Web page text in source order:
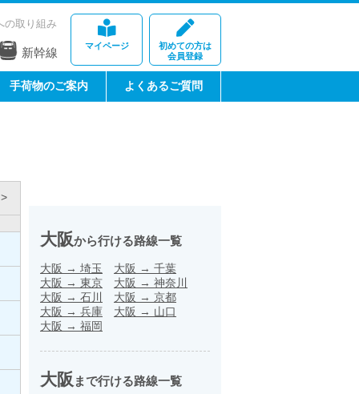
マイページ
初めての方は
会員登録
の取り組み
新幹線
手荷物のご案内 よくあるご質問
大阪から行ける路線一覧
大阪 → 埼玉 大阪 → 千葉
大阪 → 東京 大阪 → 神奈川
大阪 → 石川 大阪 → 京都
大阪 → 兵庫 大阪 → 山口
大阪 → 福岡
大阪 まで行ける路線一覧